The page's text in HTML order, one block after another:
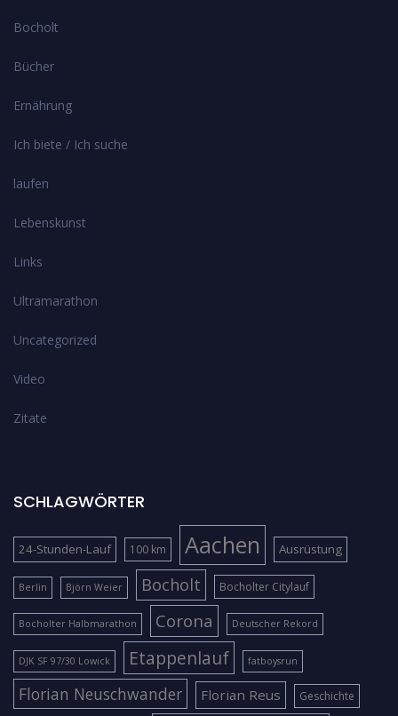
Bocholt
Bücher
Ernährung
Ich biete / Ich suche
laufen
Lebenskunst
Links
Ultramarathon
Uncategorized
Video
Zitate
SCHLAGWÖRTER
24-Stunden-Lauf 100 km Aachen Ausrüstung
Berlin Björn Weier Bocholt Bocholter Citylauf
Bocholter Halbmarathon Corona Deutscher Rekord
DJK SF 97/30 Lowick Etappenlauf fatboysrun
Florian Neuschwander Florian Reus Geschichte